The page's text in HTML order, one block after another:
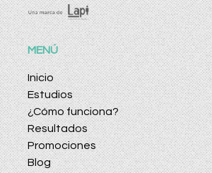
MENÚ
Inicio
Estudios
¿Cómo funciona?
Resultados
Promociones
Blog